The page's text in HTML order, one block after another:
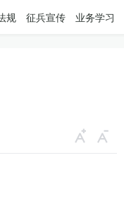
规 征兵宣传 业务学习